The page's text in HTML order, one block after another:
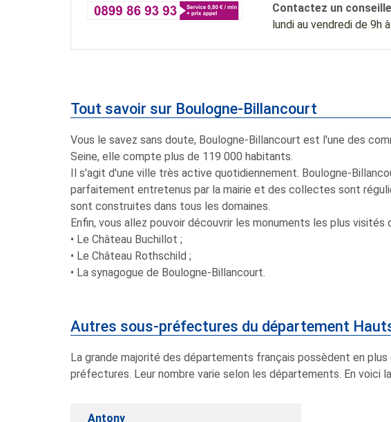
Contactez un
lundi au vendredi de 9h
Tout savoir sur Boulogne-Billancourt
Vous le savez sans doute, Boulogne-Billancourt est l'une des
Seine, elle compte plus de 119 000 habitants.
Il s'agit d'une ville très active quotidiennement. Boulogne-
parfaitement entretenus par la mairie et des collectes sont
sont construites dans tous les domaines.
Enfin, vous allez pouvoir découvrir les monuments les plus visités
• Le Château Buchillot ;
• Le Château Rothschild ;
• La synagogue de Boulogne-Billancourt.
Autres sous-préfectures du département
La grande majorité des départements français possèdent en
préfectures. Leur nombre varie selon les départements. En voici
Antony